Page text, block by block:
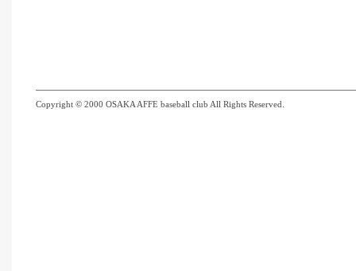
Copyright © 2000 OSAKA AFFE baseball club All Rights Reserved.